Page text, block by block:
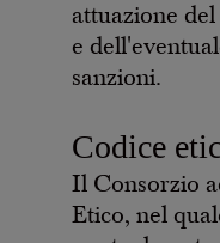
attuazione
e
sanzioni.
Codice
Il Consorzio
Etico, nel